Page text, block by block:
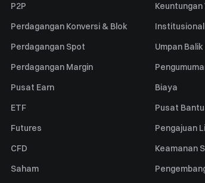
P2P
Perdagangan Konversi & Blok
Perdagangan Spot
Perdagangan Margin
Pusat Earn
ETF
Futures
CFD
Saham
Keuntungan
Institusional
Umpan
Biaya
Pusat
Pengajuan
Keamanan